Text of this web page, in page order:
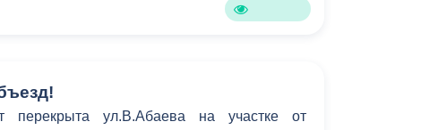
перекрыта ул.В.Абаева на участке от